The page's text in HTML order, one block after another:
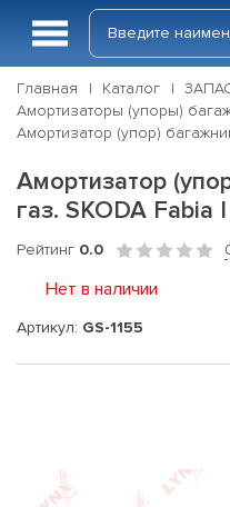
Главная Каталог
Амортизаторы (упоры)
Амортизатор (упор)
Амортизатор
газ. SKODA Fabia
Рейтинг 0.0
Нет в наличии
Артикул: GS-1155